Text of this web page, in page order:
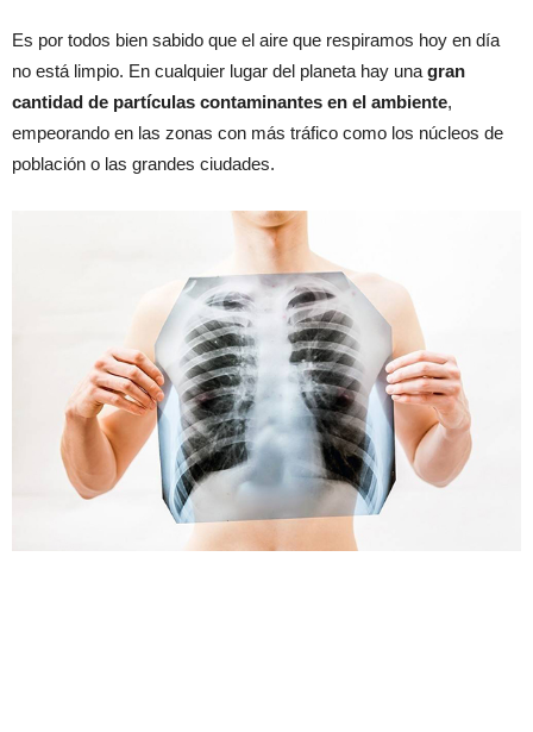
Es por todos bien sabido que el aire que respiramos hoy en día
no está limpio. En cualquier lugar del planeta hay una gran
cantidad de partículas contaminantes en el ambiente,
empeorando en las zonas con más tráfico como los núcleos de
población o las grandes ciudades.